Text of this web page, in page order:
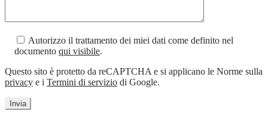
Autorizzo il trattamento dei miei dati come definito nel
documento qui visibile.
Questo sito è protetto da reCAPTCHA e si applicano le Norme sulla
privacy e i Termini di servizio di Google.